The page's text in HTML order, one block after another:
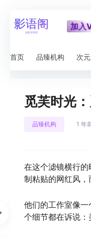
加入
首页 品臻机构 次
觅芙时光
品臻机构 1 年
在这个滤镜横行
制粘贴的网红风，
他们的工作室像
个细节都在诉说：